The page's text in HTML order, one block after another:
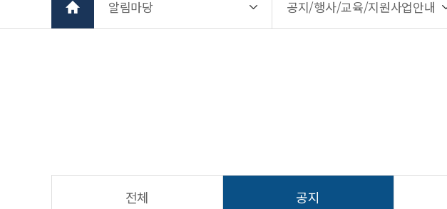
알림마당 공지/행사/교육/지원사업안내
전체 공지